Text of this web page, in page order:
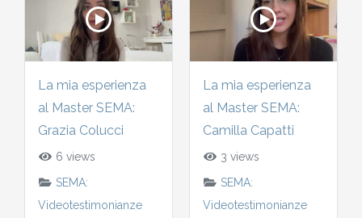
La mia esperienza
al Master SEMA:
Grazia Colucci
6 views
SEMA:
Videotestimonianze
La mia esperienza
al Master SEMA:
Camilla Capatti
3 views
SEMA:
Videotestimonianze
2009-2010
2008-2009
2007-2008
2006-2007
Storia: 2015
Storia: 2010